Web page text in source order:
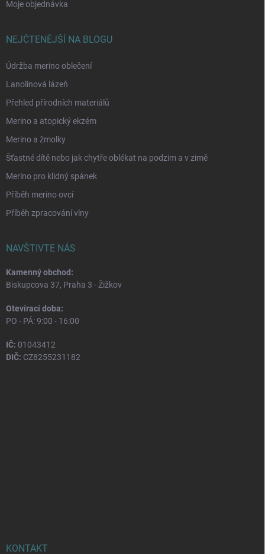
Moje objednávka
NEJČTENĚJŠÍ NA BLOGU
Údržba merino oblečení
Lanolinová lázeň
Přehled přírodních materiálů
Merino a atopický ekzém
Merino a žmolky
Šťastné dítě nebo jak chytře oblékat na podzim a v zimě
Merino pro klidný spánek
Příběh merino ovcí
Příběh zpracování vlny
NAVŠTIVTE NÁS
Kamenný obchod:
Biskupcova 37, Praha 3 - Žižkov
Otevírací doba:
PO - PÁ: 9:00 - 16:00
IČ: 01043412
DIČ: CZ8255231182
KONTAKT